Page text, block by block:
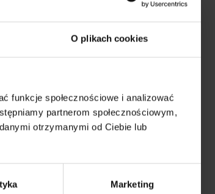
O plikach cookies
funkcje społecznościowe i analizować
partnerom społecznościowym,
otrzymanymi od Ciebie lub
Marketing